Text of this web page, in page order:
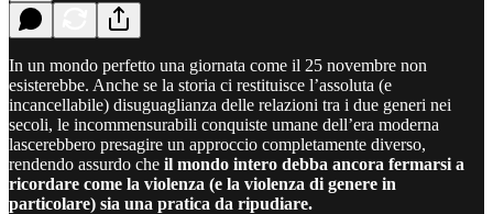
In un mondo perfetto una giornata come il 25 novembre non
esisterebbe. Anche se la storia ci restituisce l’assoluta (e
incancellabile) disuguaglianza delle relazioni tra i due generi nei
secoli, le incommensurabili conquiste umane dell’era moderna
lascerebbero presagire un approccio completamente diverso,
rendendo assurdo che il mondo intero debba ancora fermarsi a
ricordare come la violenza (e la violenza di genere in
particolare) sia una pratica da ripudiare.